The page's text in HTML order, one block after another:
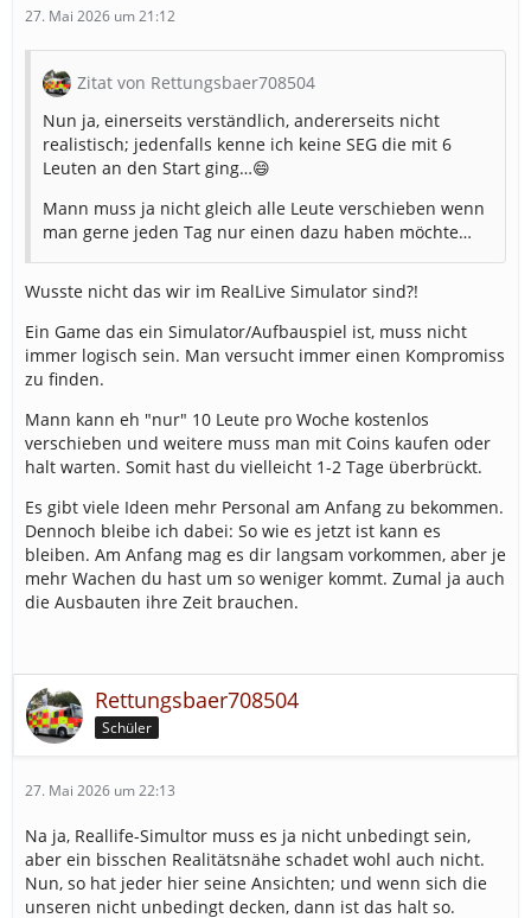
27. Mai 2026 um 21:12
Zitat von Rettungsbaer708504
Nun ja, einerseits verständlich, andererseits nicht
realistisch; jedenfalls kenne ich keine SEG die mit 6
Leuten an den Start ging…😄
Mann muss ja nicht gleich alle Leute verschieben wenn
man gerne jeden Tag nur einen dazu haben möchte…
Wusste nicht das wir im RealLive Simulator sind?!
Ein Game das ein Simulator/Aufbauspiel ist, muss nicht
immer logisch sein. Man versucht immer einen Kompromiss
zu finden.
Mann kann eh "nur" 10 Leute pro Woche kostenlos
verschieben und weitere muss man mit Coins kaufen oder
halt warten. Somit hast du vielleicht 1-2 Tage überbrückt.
Es gibt viele Ideen mehr Personal am Anfang zu bekommen.
Dennoch bleibe ich dabei: So wie es jetzt ist kann es
bleiben. Am Anfang mag es dir langsam vorkommen, aber je
mehr Wachen du hast um so weniger kommt. Zumal ja auch
die Ausbauten ihre Zeit brauchen.
Rettungsbaer708504
Schüler
27. Mai 2026 um 22:13
Na ja, Reallife-Simultor muss es ja nicht unbedingt sein,
aber ein bisschen Realitätsnähe schadet wohl auch nicht.
Nun, so hat jeder hier seine Ansichten; und wenn sich die
unseren nicht unbedingt decken, dann ist das halt so.